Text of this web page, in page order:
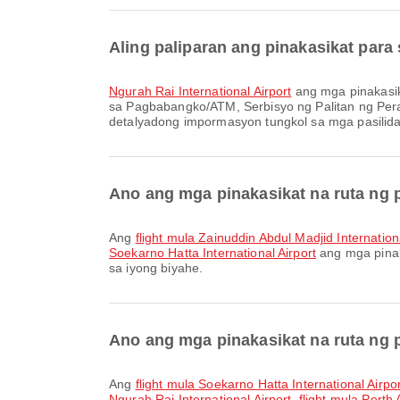
Aling paliparan ang pinakasikat
Ngurah Rai International Airport ang mga
sa Pagbabangko/ATM, Serbisyo ng Palitan ng
detalyadong impormasyon tungkol sa mga
Ano ang mga pinakasikat na ruta ng
Ang flight mula Zainuddin Abdul Madjid
Soekarno Hatta International Airport ang mga
sa iyong biyahe.
Ano ang mga pinakasikat na ruta ng
Ang flight mula Soekarno Hatta International